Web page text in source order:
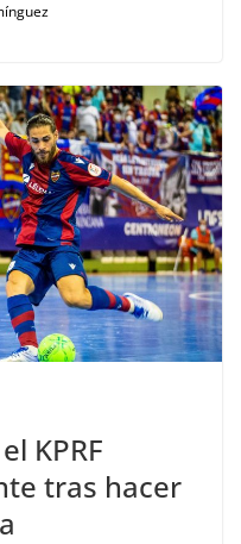
KPRF
tras hacer